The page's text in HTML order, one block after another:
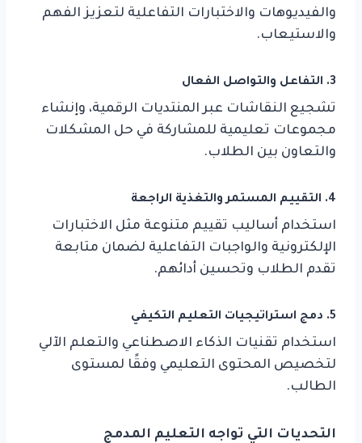
والفيديوهات والاختبارات التفاعلية لتعزيز الفهم
والاستيعاب.
3. التفاعل والتواصل الفعال
تشجيع النقاشات عبر المنتديات الرقمية، وإنشاء
مجموعات تعليمية للمشاركة في حل المشكلات
والتعاون بين الطلاب.
4. التقييم المستمر والتغذية الراجعة
استخدام أساليب تقييم متنوعة مثل الاختبارات
الإلكترونية والواجبات التفاعلية لضمان متابعة
تقدم الطلاب وتحسين أدائهم.
5. دمج استراتيجيات التعليم التكيفي
استخدام تقنيات الذكاء الاصطناعي والتعلم الآلي
لتخصيص المحتوى التعليمي وفقًا لمستوى
الطالب.
التحديات التي تواجه التعليم المدمج